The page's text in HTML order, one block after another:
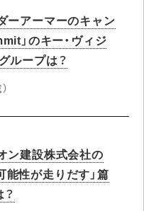
アーマーのキャン
」のキー・ヴィジ
ループは？
建設株式会社の
能性が走りだす」篇